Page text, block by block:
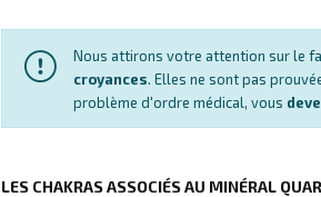
Nous attirons votre attention sur le
croyances. Elles ne sont pas
problème d'ordre médical, vous
LES CHAKRAS ASSOCIÉS AU MINÉRAL